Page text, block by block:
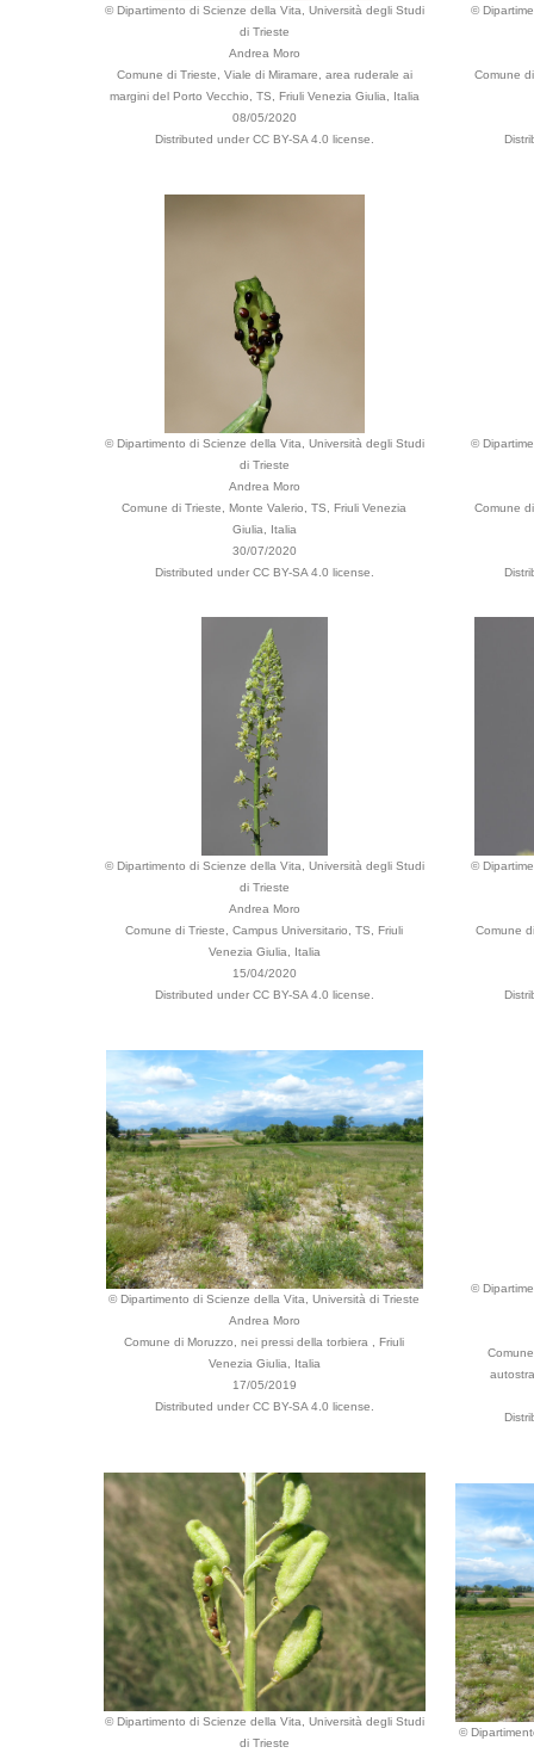
© Dipartimento di Scienze della Vita, Università degli Studi
di Trieste
Andrea Moro
Comune di Trieste, Viale di Miramare, area ruderale ai
margini del Porto Vecchio, TS, Friuli Venezia Giulia, Italia
08/05/2020
Distributed under CC BY-SA 4.0 license.
©
Comune
© Dipartimento di Scienze della Vita, Università degli Studi
di Trieste
Andrea Moro
Comune di Trieste, Monte Valerio, TS, Friuli Venezia
Giulia, Italia
30/07/2020
Distributed under CC BY-SA 4.0 license.
©
Comune
© Dipartimento di Scienze della Vita, Università degli Studi
di Trieste
Andrea Moro
Comune di Trieste, Campus Universitario, TS, Friuli
Venezia Giulia, Italia
15/04/2020
Distributed under CC BY-SA 4.0 license.
©
Comune
© Dipartimento di Scienze della Vita, Università di Trieste
Andrea Moro
Comune di Moruzzo, nei pressi della torbiera , Friuli
Venezia Giulia, Italia
17/05/2019
Distributed under CC BY-SA 4.0 license.
©
© Dipartimento di Scienze della Vita, Università degli Studi
di Trieste
©